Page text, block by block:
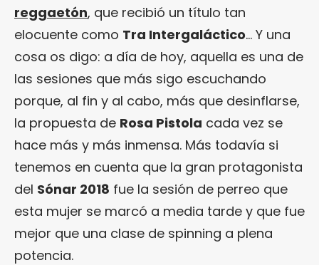
reggaetón, que recibió un título tan
elocuente como Tra Intergaláctico… Y una
cosa os digo: a día de hoy, aquella es una de
las sesiones que más sigo escuchando
porque, al fin y al cabo, más que desinflarse,
la propuesta de Rosa Pistola cada vez se
hace más y más inmensa. Más todavía si
tenemos en cuenta que la gran protagonista
del Sónar 2018 fue la sesión de perreo que
esta mujer se marcó a media tarde y que fue
mejor que una clase de spinning a plena
potencia.